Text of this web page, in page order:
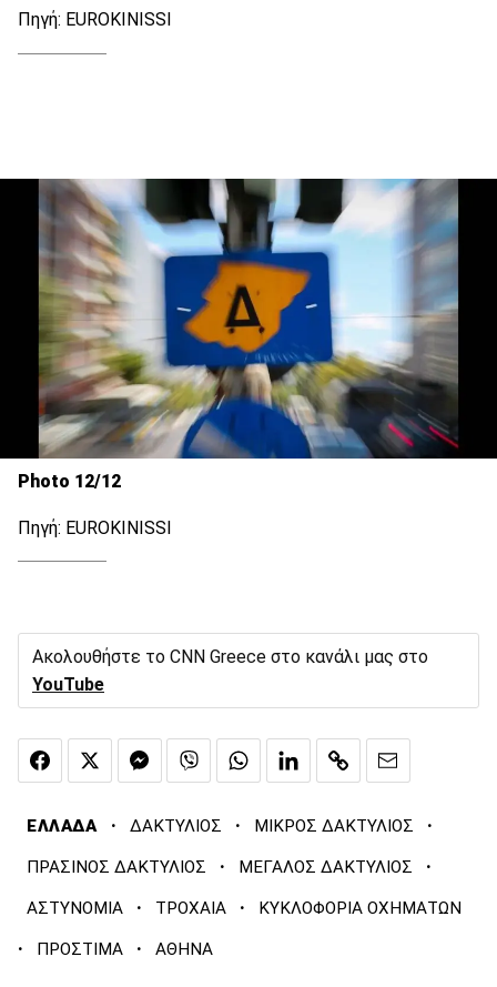
Πηγή: EUROKINISSI
Photo 12/12
Πηγή: EUROKINISSI
Ακολουθήστε το CNN Greece στο κανάλι μας στο
YouTube
ΕΛΛΑΔΑ · ΔΑΚΤΥΛΙΟΣ · ΜΙΚΡΟΣ ΔΑΚΤΥΛΙΟΣ ·
ΠΡΑΣΙΝΟΣ ΔΑΚΤΥΛΙΟΣ · ΜΕΓΑΛΟΣ ΔΑΚΤΥΛΙΟΣ ·
ΑΣΤΥΝΟΜΙΑ · ΤΡΟΧΑΙΑ · ΚΥΚΛΟΦΟΡΙΑ ΟΧΗΜΑΤΩΝ
· ΠΡΟΣΤΙΜΑ · ΑΘΗΝΑ